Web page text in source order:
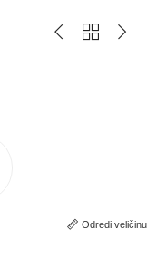
Odredi veličinu